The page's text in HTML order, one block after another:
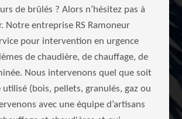
de brûlés ? Alors n’hésitez pas à
Notre entreprise RS Ramoneur
pour intervention en urgence
de chaudière, de chauffage, de
Nous intervenons quel que soit
utilisé (bois, pellets, granulés, gaz ou
avec une équipe d’artisans